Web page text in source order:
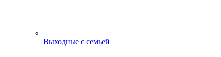
Выходные с семьей